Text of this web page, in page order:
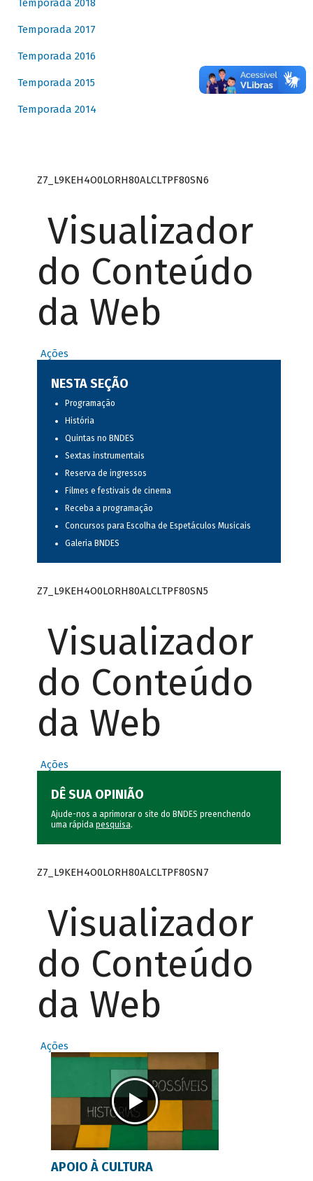
Temporada 2018
Temporada 2017
Temporada 2016
Temporada 2015
Temporada 2014
Z7_L9KEH4O0LORH80ALCLTPF80SN6
Visualizador
do Conteúdo
da Web
Ações
NESTA SEÇÃO
Programação
História
Quintas no BNDES
Sextas instrumentais
Reserva de ingressos
Filmes e festivais de cinema
Receba a programação
Concursos para Escolha de Espetáculos Musicais
Galeria BNDES
Z7_L9KEH4O0LORH80ALCLTPF80SN5
Visualizador
do Conteúdo
da Web
Ações
DÊ SUA OPINIÃO
Ajude-nos a aprimorar o site do BNDES preenchendo
uma rápida pesquisa.
Z7_L9KEH4O0LORH80ALCLTPF80SN7
Visualizador
do Conteúdo
da Web
Ações
APOIO À CULTURA